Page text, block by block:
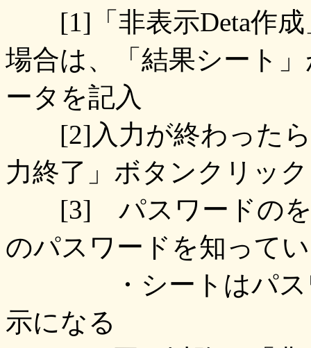
[1]「非表示Deta作成
場合は、「結果シート
ータを記入
[2]入力が終わったら
力終了」ボタンクリック
[3] パスワードのを
のパスワードを知って
・シートはパスワ
示になる